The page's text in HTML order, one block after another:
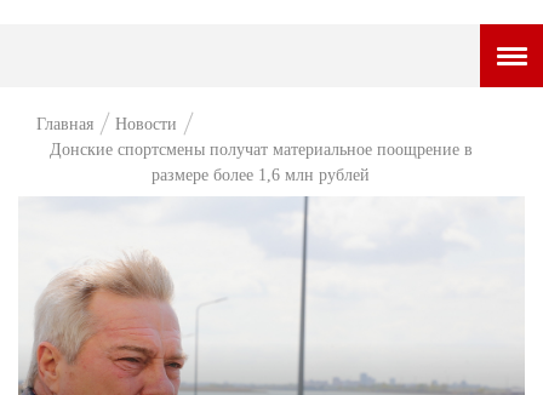
НОВОСТИ
Главная
Новости
Донские спортсмены получат материальное поощрение в
размере более 1,6 млн рублей